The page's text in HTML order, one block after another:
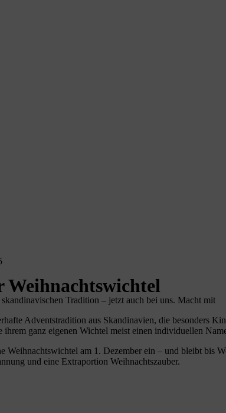
Weihnachtswichtel
Tradition – jetzt auch bei uns. Macht mit
Adventstradition aus Skandinavien, die besonders
ihrem ganz eigenen Wichtel meist einen individuellen
Weihnachtswichtel am 1. Dezember ein – und bleibt bis
und eine Extraportion Weihnachtszauber.